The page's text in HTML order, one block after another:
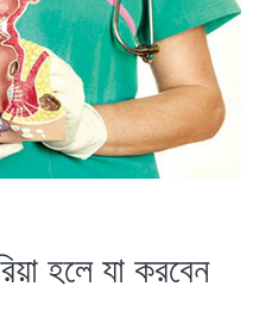
হলে যা করবেন